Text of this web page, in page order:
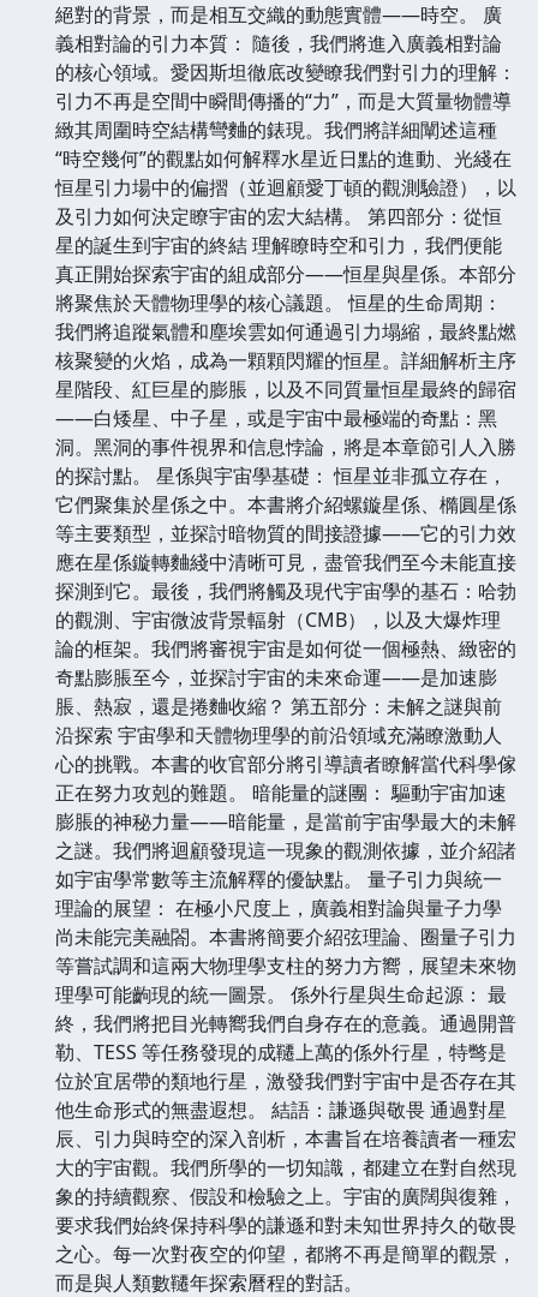
絕對的背景，而是相互交織的動態實體——時空。 廣
義相對論的引力本質： 隨後，我們將進入廣義相對論
的核心領域。愛因斯坦徹底改變瞭我們對引力的理解：
引力不再是空間中瞬間傳播的“力”，而是大質量物體導
緻其周圍時空結構彎麯的錶現。我們將詳細闡述這種
“時空幾何”的觀點如何解釋水星近日點的進動、光綫在
恒星引力場中的偏摺（並迴顧愛丁頓的觀測驗證），以
及引力如何決定瞭宇宙的宏大結構。 第四部分：從恒
星的誕生到宇宙的終結 理解瞭時空和引力，我們便能
真正開始探索宇宙的組成部分——恒星與星係。本部分
將聚焦於天體物理學的核心議題。 恒星的生命周期：
我們將追蹤氣體和塵埃雲如何通過引力塌縮，最終點燃
核聚變的火焰，成為一顆顆閃耀的恒星。詳細解析主序
星階段、紅巨星的膨脹，以及不同質量恒星最終的歸宿
——白矮星、中子星，或是宇宙中最極端的奇點：黑
洞。黑洞的事件視界和信息悖論，將是本章節引人入勝
的探討點。 星係與宇宙學基礎： 恒星並非孤立存在，
它們聚集於星係之中。本書將介紹螺鏇星係、橢圓星係
等主要類型，並探討暗物質的間接證據——它的引力效
應在星係鏇轉麯綫中清晰可見，盡管我們至今未能直接
探測到它。最後，我們將觸及現代宇宙學的基石：哈勃
的觀測、宇宙微波背景輻射（CMB），以及大爆炸理
論的框架。我們將審視宇宙是如何從一個極熱、緻密的
奇點膨脹至今，並探討宇宙的未來命運——是加速膨
脹、熱寂，還是捲麯收縮？ 第五部分：未解之謎與前
沿探索 宇宙學和天體物理學的前沿領域充滿瞭激動人
心的挑戰。本書的收官部分將引導讀者瞭解當代科學傢
正在努力攻剋的難題。 暗能量的謎團： 驅動宇宙加速
膨脹的神秘力量——暗能量，是當前宇宙學最大的未解
之謎。我們將迴顧發現這一現象的觀測依據，並介紹諸
如宇宙學常數等主流解釋的優缺點。 量子引力與統一
理論的展望： 在極小尺度上，廣義相對論與量子力學
尚未能完美融閤。本書將簡要介紹弦理論、圈量子引力
等嘗試調和這兩大物理學支柱的努力方嚮，展望未來物
理學可能齣現的統一圖景。 係外行星與生命起源： 最
終，我們將把目光轉嚮我們自身存在的意義。通過開普
勒、TESS 等任務發現的成韆上萬的係外行星，特彆是
位於宜居帶的類地行星，激發我們對宇宙中是否存在其
他生命形式的無盡遐想。 結語：謙遜與敬畏 通過對星
辰、引力與時空的深入剖析，本書旨在培養讀者一種宏
大的宇宙觀。我們所學的一切知識，都建立在對自然現
象的持續觀察、假設和檢驗之上。宇宙的廣闊與復雜，
要求我們始終保持科學的謙遜和對未知世界持久的敬畏
之心。每一次對夜空的仰望，都將不再是簡單的觀景，
而是與人類數韆年探索曆程的對話。